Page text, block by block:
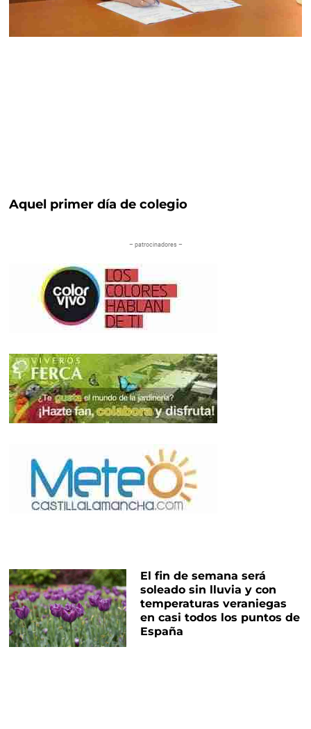
Aquel primer día de colegio
– patrocinadores –
El fin de semana será
soleado sin lluvia y con
temperaturas veraniegas
en casi todos los puntos de
España